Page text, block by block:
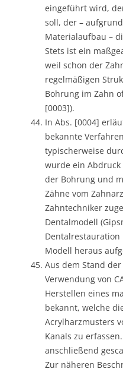
eingeführt wird,
soll, der –
Materialaufbau –
Stets ist ein
weil schon der
regelmäßigen
Bohrung im Zahn
[0003]).
In Abs. [0004]
bekannte
typischerweise
wurde ein
der Bohrung und
Zähne vom
Zahntechniker
Dentalmodell
Modell heraus
Aus dem Stand
Verwendung von
Herstellen eines
bekannt, welche
Acrylharzmusters
Kanals zu
anschließend
Zur näheren